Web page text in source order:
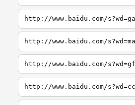
http://www.baidu.com/
http://www.baidu.com/
http://www.baidu.com/
http://www.baidu.com/